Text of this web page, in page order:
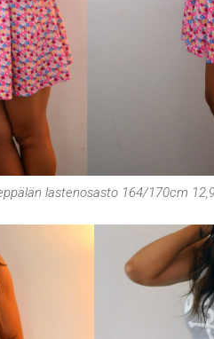
lastenosasto 164/170cm